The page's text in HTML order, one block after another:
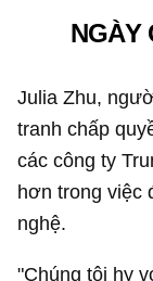
NGÀY
Julia Zhu,
tranh chấp
các công ty
hơn trong việc
nghệ.
"Chúng tôi hy